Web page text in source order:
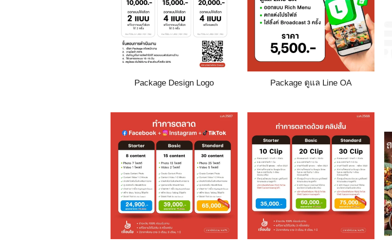
Package Design Logo Package ดูแล Line OA